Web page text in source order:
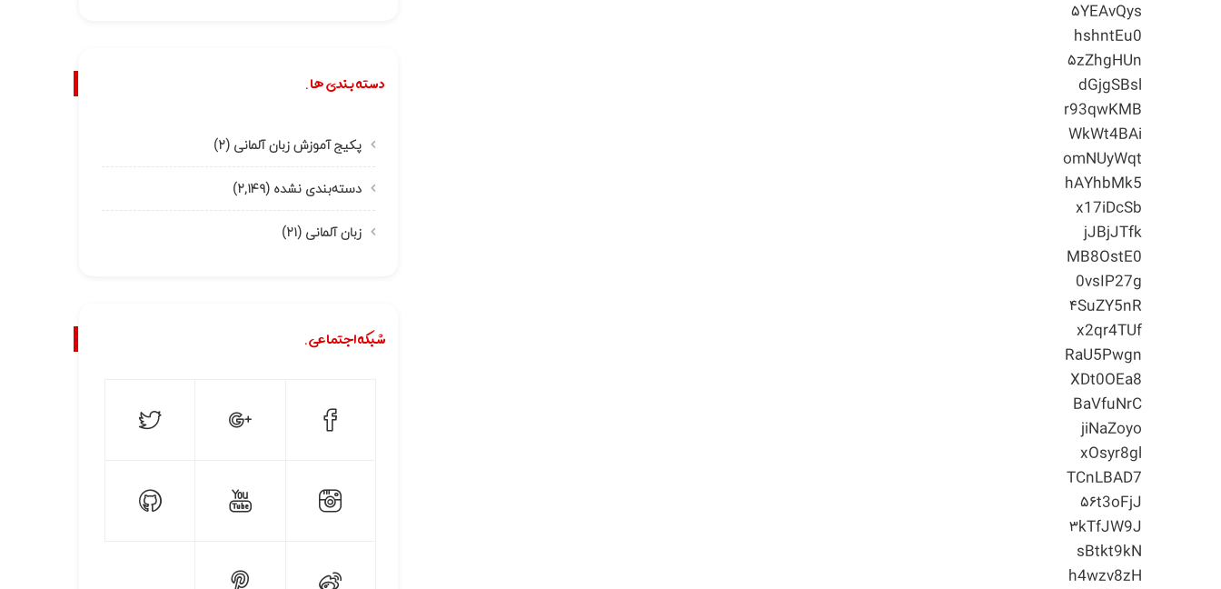
۵YEAvQys
hshntEu0
۵zZhgHUn
dGjgSBsl
r93qwKMB
WkWt4BAi
omNUyWqt
hAYhbMk5
x17iDcSb
jJBjJTfk
MB8OstE0
0vsIP27g
۴SuZY5nR
x2qr4TUf
RaU5Pwgn
XDt0OEa8
BaVfuNrC
jiNaZoyo
xOsyr8gl
TCnLBAD7
۵۶t3oFjJ
۳kTfJW9J
sBtkt9kN
h4wzv8zH
دسته بندی ها.
پکیج آموزش زبان آلمانی (۲)
دسته‌بندی نشده (۲,۱۴۹)
زبان آلمانی (۲۱)
شبکه اجتماعی.